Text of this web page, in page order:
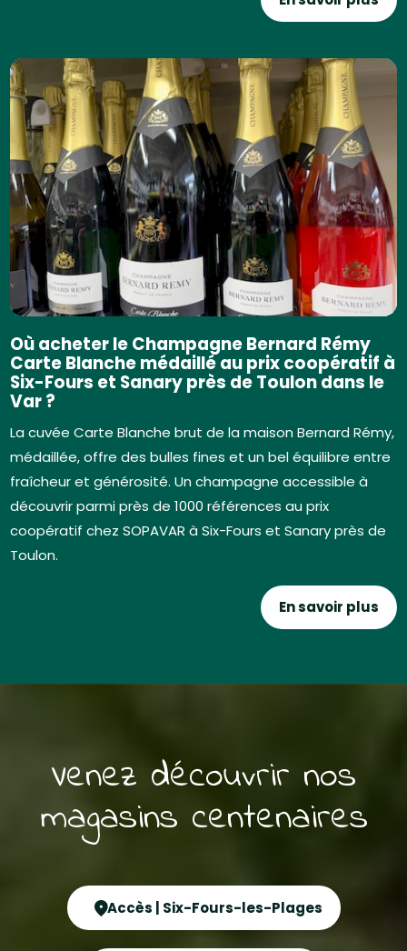
Où acheter le Champagne Bernard Rémy
Carte Blanche médaillé au prix coopératif à
Six-Fours et Sanary près de Toulon dans le
Var ?
La cuvée Carte Blanche brut de la maison Bernard Rémy,
médaillée, offre des bulles fines et un bel équilibre entre
fraîcheur et générosité. Un champagne accessible à
découvrir parmi près de 1000 références au prix
coopératif chez SOPAVAR à Six-Fours et Sanary près de
Toulon.
En savoir plus
Venez découvrir nos
magasins centenaires
Accès | Six-Fours-les-Plages